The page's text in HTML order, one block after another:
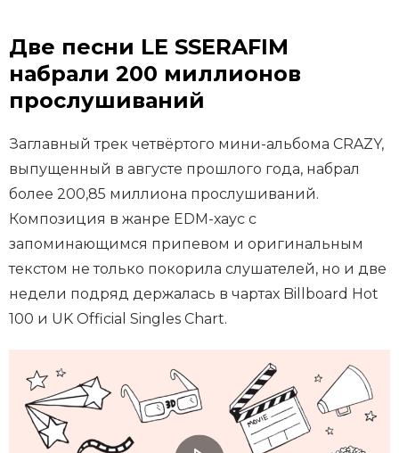
Две песни LE SSERAFIM
набрали 200 миллионов
прослушиваний
Заглавный трек четвёртого мини-альбома CRAZY,
выпущенный в августе прошлого года, набрал
более 200,85 миллиона прослушиваний.
Композиция в жанре EDM-хаус с
запоминающимся припевом и оригинальным
текстом не только покорила слушателей, но и две
недели подряд держалась в чартах Billboard Hot
100 и UK Official Singles Chart.